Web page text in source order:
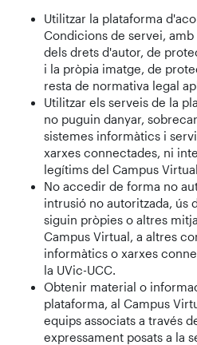
Utilitzar la plataforma
Condicions de servei,
dels drets d'autor, de
i la pròpia imatge, de
resta de normativa legal
Utilitzar els serveis de la
no puguin danyar,
sistemes informàtics i
xarxes connectades, ni
legítims del Campus
No accedir de forma no
intrusió no autoritzada, ús
siguin pròpies o altres
Campus Virtual, a altres
informàtics o xarxes
la UVic-UCC.
Obtenir material o
plataforma, al Campus
equips associats a través
expressament posats a la